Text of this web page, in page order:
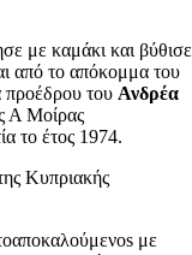
με καμάκι και βύθισε
από το απόκομμα του
προέδρου του Ανδρέα
Μοίρας
το έτος 1974.
Κυπριακής
με